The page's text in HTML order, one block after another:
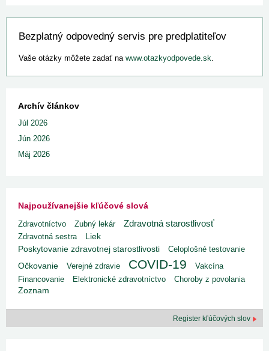
Bezplatný odpovedný servis pre predplatiteľov
Vaše otázky môžete zadať na www.otazkyodpovede.sk.
Archív článkov
Júl 2026
Jún 2026
Máj 2026
Najpoužívanejšie kľúčové slová
Zdravotníctvo Zubný lekár Zdravotná starostlivosť
Zdravotná sestra
Liek
Poskytovanie zdravotnej starostlivosti
Celoplošné testovanie
Očkovanie
Verejné zdravie COVID-19
Vakcína
Financovanie
Elektronické zdravotníctvo
Choroby z povolania
Zoznam
Register kľúčových slov